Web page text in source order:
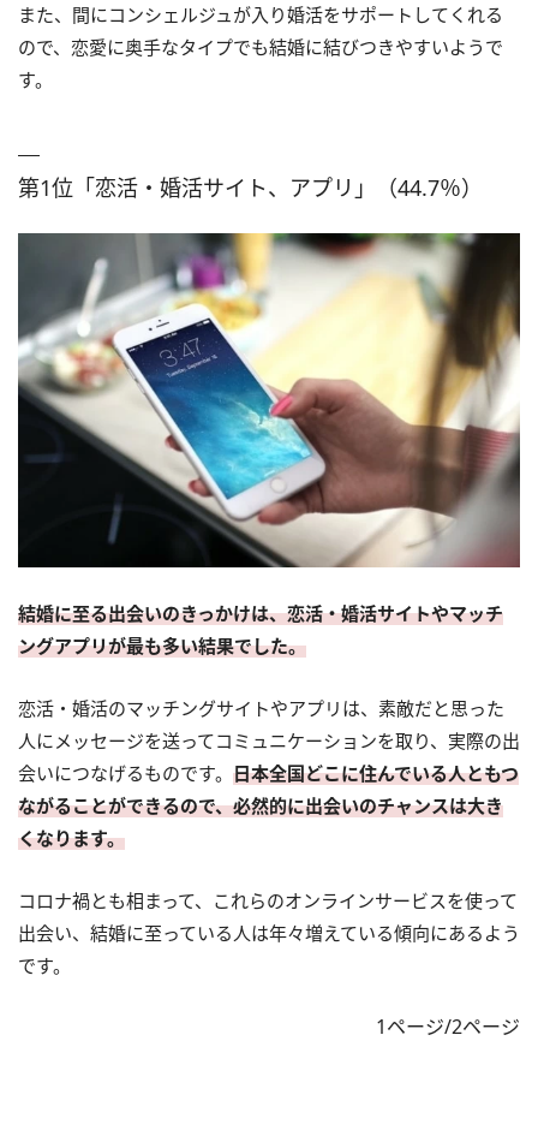
また、間にコンシェルジュが入り婚活をサポートしてくれる
ので、恋愛に奥手なタイプでも結婚に結びつきやすいようで
す。
第1位「恋活・婚活サイト、アプリ」（44.7％）
結婚に至る出会いのきっかけは、恋活・婚活サイトやマッチ
ングアプリが最も多い結果でした。
恋活・婚活のマッチングサイトやアプリは、素敵だと思った
人にメッセージを送ってコミュニケーションを取り、実際の出
会いにつなげるものです。 日本全国どこに住んでいる人ともつ
ながることができるので、必然的に出会いのチャンスは大き
くなります。
コロナ禍とも相まって、これらのオンラインサービスを使って
出会い、結婚に至っている人は年々増えている傾向にあるよう
です。
1ページ/2ページ